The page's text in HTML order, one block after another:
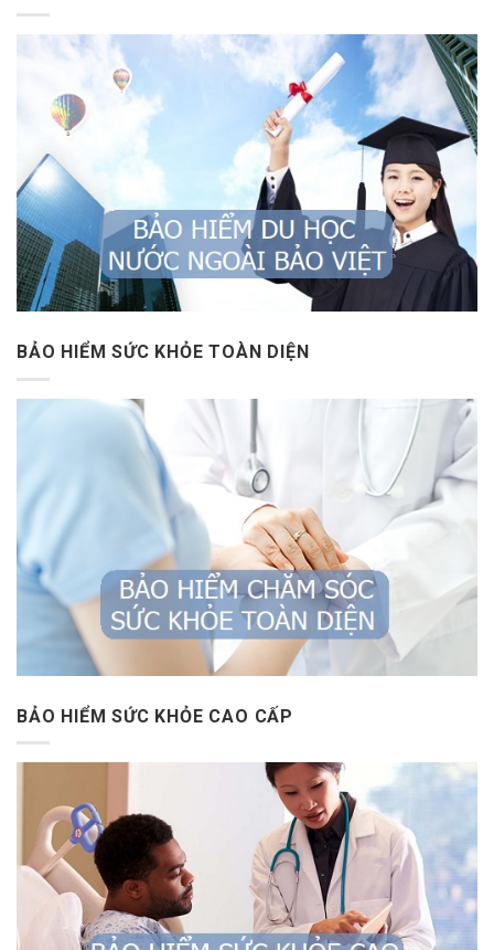
BẢO HIỂM SỨC KHỎE TOÀN DIỆN
BẢO HIỂM SỨC KHỎE CAO CẤP